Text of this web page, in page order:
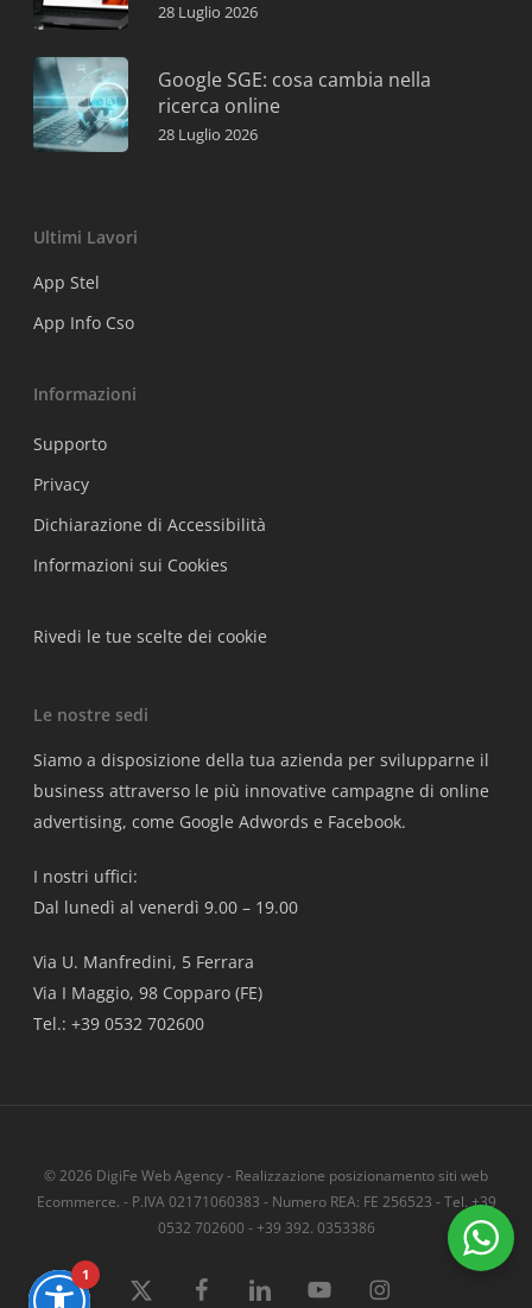
28 Luglio 2026
Google SGE: cosa cambia nella
ricerca online
28 Luglio 2026
Ultimi Lavori
App Stel
App Info Cso
Informazioni
Supporto
Privacy
Dichiarazione di Accessibilità
Informazioni sui Cookies
Rivedi le tue scelte dei cookie
Le nostre sedi
Siamo a disposizione della tua azienda per svilupparne il
business attraverso le più innovative campagne di online
advertising, come Google Adwords e Facebook.
I nostri uffici:
Dal lunedì al venerdì 9.00 – 19.00
Via U. Manfredini, 5 Ferrara
Via I Maggio, 98 Copparo (FE)
Tel.: +39 0532 702600
© 2026 DigiFe Web Agency - Realizzazione posizionamento siti web
Ecommerce. - P.IVA 02171060383 - Numero REA: FE 256523 - Tel. +39
0532 702600 - +39 392. 0353386
x- facebooklinkedin youtube instagram
1